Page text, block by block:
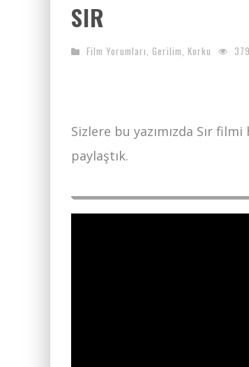
SIR
Film Yorumları, Gerilim, Korku
Sizlere bu yazımızda Sır
paylaştık.